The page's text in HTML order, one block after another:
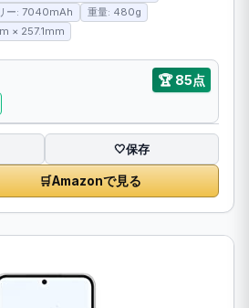
ー: 7040mAh
重量: 480g
× 257.1mm
🏆 85点
🤍保存
🛒Amazonで見る